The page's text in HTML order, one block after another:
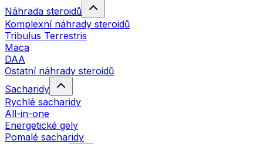
Náhrada steroidů
Komplexní náhrady steroidů
Tribulus Terrestris
Maca
DAA
Ostatní náhrady steroidů
Sacharidy
Rychlé sacharidy
All-in-one
Energetické gely
Pomalé sacharidy